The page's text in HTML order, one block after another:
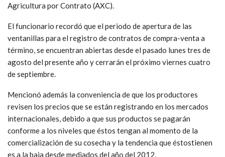
Agricultura por Contrato (AXC).
El funcionario recordó que el periodo de apertura de las
ventanillas para el registro de contratos de compra-venta a
término, se encuentran abiertas desde el pasado lunes tres de
agosto del presente año y cerrarán el próximo viernes cuatro
de septiembre.
Mencionó además la conveniencia de que los productores
revisen los precios que se están registrando en los mercados
internacionales, debido a que sus productos se pagarán
conforme a los niveles que éstos tengan al momento de la
comercialización de su cosecha y la tendencia que éstostienen
es a la baja desde mediados del año del 2012.